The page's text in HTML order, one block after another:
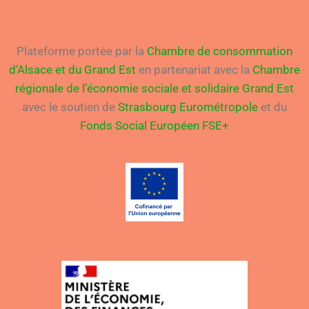
Plateforme portée par la Chambre de consommation
d’Alsace et du Grand Est en partenariat avec la Chambre
régionale de l’économie sociale et solidaire Grand Est
avec le soutien de Strasbourg Eurométropole et du
Fonds Social Européen FSE+